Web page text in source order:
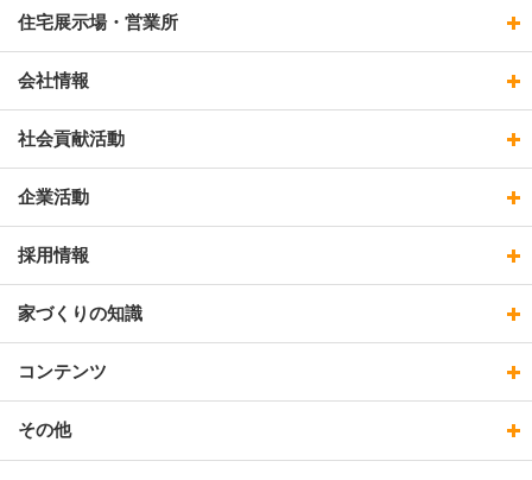
住宅展示場・営業所
会社情報
社会貢献活動
企業活動
採用情報
家づくりの知識
コンテンツ
その他